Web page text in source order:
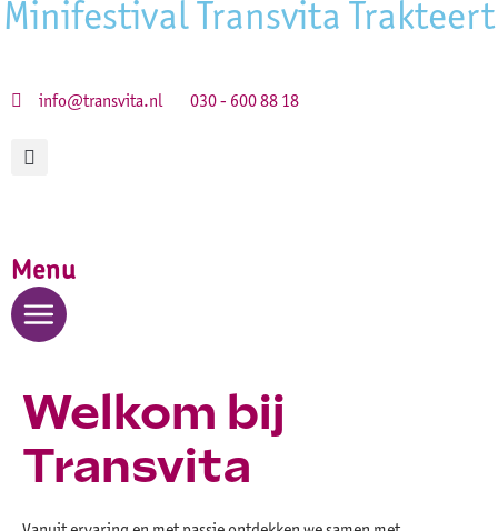
info@transvita.nl 030 - 600 88 18
Menu
Welkom bij
Transvita